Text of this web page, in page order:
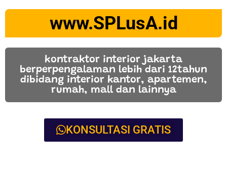
www.SPLusA.id
kontraktor interior jakarta
berperpengalaman lebih dari 12tahun
dibidang interior kantor, apartemen,
rumah, mall dan lainnya
KONSULTASI GRATIS